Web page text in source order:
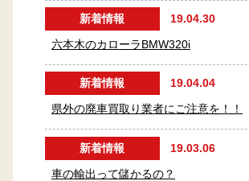
新着情報 19.04.30
六本木のカローラBMW320i
新着情報 19.04.04
県外の廃車買取り業者にご注意を！！
新着情報 19.03.06
車の輸出って儲かるの？